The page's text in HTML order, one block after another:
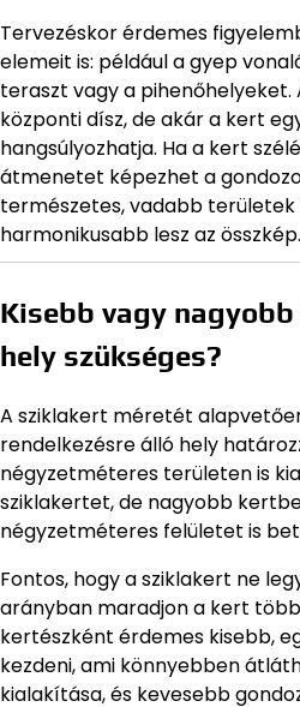
Tervezéskor érdemes
elemeit is: például a gyep
teraszt vagy a pihenőhelyeket.
központi dísz, de akár a kert
hangsúlyozhatja. Ha a kert
átmenetet képezhet a
természetes, vadabb területek
harmonikusabb lesz az összkép.
Kisebb vagy
hely szükséges?
A sziklakert méretét
rendelkezésre álló hely
négyzetméteres területen is
sziklakertet, de nagyobb
négyzetméteres felületet is
Fontos, hogy a sziklakert ne
arányban maradjon a kert
kertészként érdemes kisebb,
kezdeni, ami könnyebben
kialakítása, és kevesebb